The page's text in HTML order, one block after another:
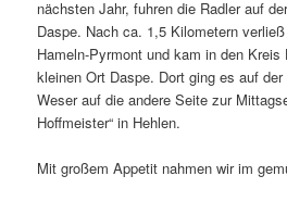
nächsten Jahr, fuhren die Radler auf
Daspe. Nach ca. 1,5 Kilometern
Hameln-Pyrmont und kam in den Kreis
kleinen Ort Daspe. Dort ging es auf
Weser auf die andere Seite zur
Hoffmeister“ in Hehlen.
Mit großem Appetit nahmen wir im